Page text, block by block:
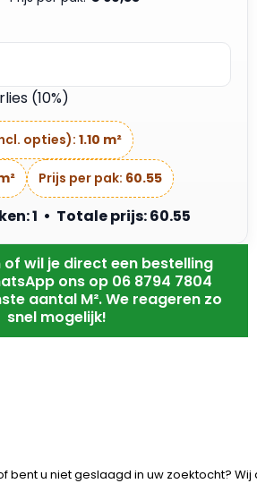
(10%)
opties): 1.10 m²
Prijs per pak: 60.55
1 • Totale prijs: 60.55
of wil je direct een bestelling
ons op 06 8794 7804
aantal M². We reageren zo
snel mogelijk!
bent u niet geslaagd in uw zoektocht?